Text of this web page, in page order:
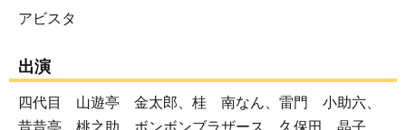
アビスタ
出演
四代目 山遊亭 金太郎、桂 南なん、雷門 小助六、
昔昔亭 桃之助、ボンボンブラザース、久保田 晶子、